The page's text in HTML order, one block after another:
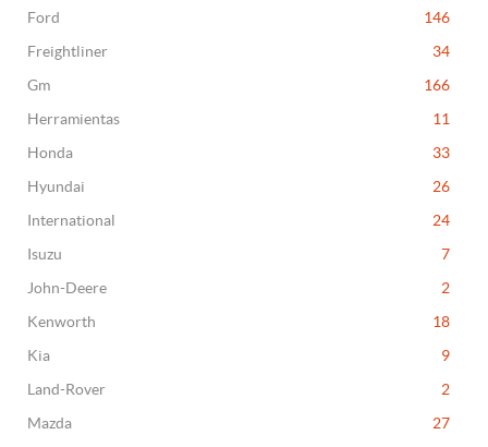
Ford
146
Freightliner
34
Gm
166
Herramientas
11
Honda
33
Hyundai
26
International
24
Isuzu
7
John-Deere
2
Kenworth
18
Kia
9
Land-Rover
2
Mazda
27